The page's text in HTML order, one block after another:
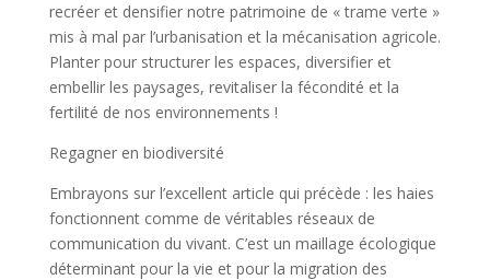
recréer et densifier notre patrimoine de « trame verte »
mis à mal par l’urbanisation et la mécanisation agricole.
Planter pour structurer les espaces, diversifier et
embellir les paysages, revitaliser la fécondité et la
fertilité de nos environnements !
Regagner en biodiversité
Embrayons sur l’excellent article qui précède : les haies
fonctionnent comme de véritables réseaux de
communication du vivant. C’est un maillage écologique
déterminant pour la vie et pour la migration des